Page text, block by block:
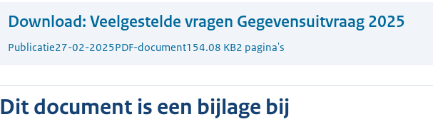
Download: Veelgestelde vragen Gegevensuitvraag 2025
Publicatie27-02-2025PDF-document154.08 KB2 pagina's
Dit document is een bijlage bij